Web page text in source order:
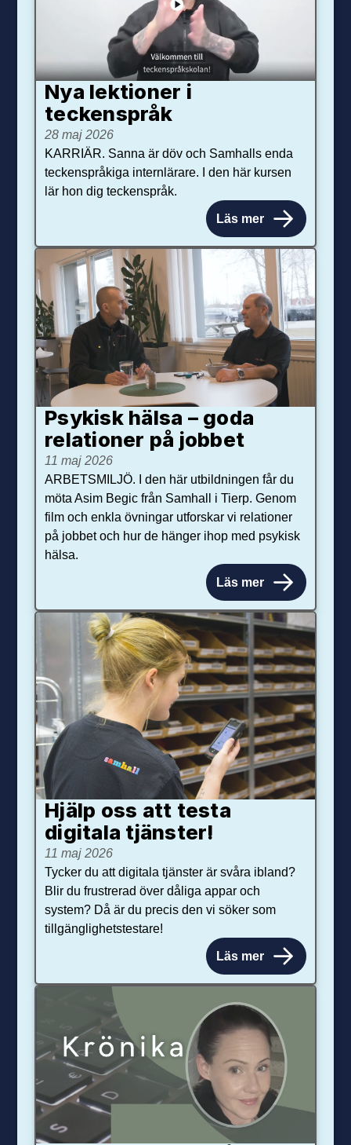
Nya lektioner i
teckenspråk
28 maj 2026
KARRIÄR. Sanna är döv och Samhalls enda
teckenspråkiga internlärare. I den här kursen
lär hon dig teckenspråk.
Läs mer
Psykisk hälsa – goda
relationer på jobbet
11 maj 2026
ARBETSMILJÖ. I den här utbildningen får du
möta Asim Begic från Samhall i Tierp. Genom
film och enkla övningar utforskar vi relationer
på jobbet och hur de hänger ihop med psykisk
hälsa.
Läs mer
Hjälp oss att testa
digitala tjänster!
11 maj 2026
Tycker du att digitala tjänster är svåra ibland?
Blir du frustrerad över dåliga appar och
system? Då är du precis den vi söker som
tillgänglighetstestare!
Läs mer